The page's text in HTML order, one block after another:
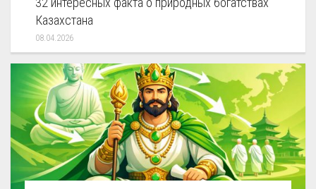
Казахстана
08.04.2026